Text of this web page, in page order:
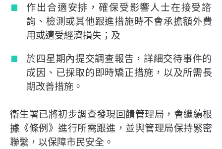
作出合適安排，確保受影響人士在接受諮
詢、檢測或其他跟進措施時不會承擔額外費
用或遭受經濟損失；及
於四星期內提交調查報告，詳細交待事件的
成因、已採取的即時矯正措施，以及所需長
期改善措施。
衞生署已將初步調查發現回饋管理局，會繼續根
據《條例》進行所需跟進，並與管理局保持緊密
聯繫，以保障市民安全。